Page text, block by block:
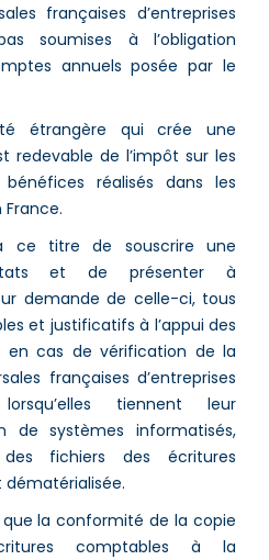
françaises d’entreprises
soumises à l’obligation
annuels posée par le
étrangère qui crée une
redevable de l’impôt sur les
réalisés dans les
ce titre de souscrire une
et de présenter à
demande de celle-ci, tous
et justificatifs à l’appui des
en cas de vérification de la
françaises d’entreprises
tiennent leur
de systèmes informatisés,
fichiers des écritures
que la conformité de la copie
comptables à la